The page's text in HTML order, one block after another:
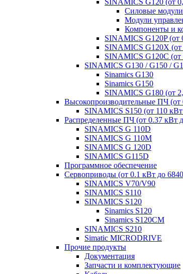
SINAMICS G120 (от
Силовые
Модули
Компоненты и
SINAMICS G120P (от
SINAMICS G120X
SINAMICS G120C (от
SINAMICS G130 / G150 /
Sinamics G130
Sinamics G150
SINAMICS G180 (от
Высокопроизводительные ПЧ (от
SINAMICS S150 (от 110
Распределенные ПЧ (от 0.37 кВт
SINAMICS G 110D
SINAMICS G 110M
SINAMICS G 120D
SINAMICS G115D
Программное обеспечение
Сервоприводы (от 0.1 кВт до
SINAMICS V70/V90
SINAMICS S110
SINAMICS S120
Sinamics S120
Sinamics S120CM
SINAMICS S210
Simatic MICRODRIVE
Прочие продукты
Документация
Запчасти и комплектующие